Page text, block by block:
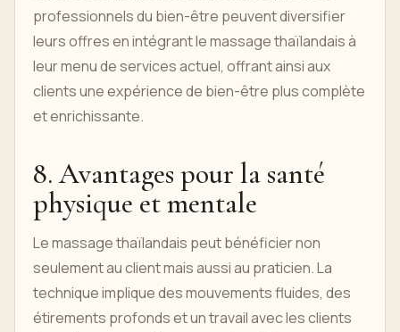
professionnels du bien-être peuvent diversifier
leurs offres en intégrant le massage thaïlandais à
leur menu de services actuel, offrant ainsi aux
clients une expérience de bien-être plus complète
et enrichissante.
8. Avantages pour la santé
physique et mentale
Le massage thaïlandais peut bénéficier non
seulement au client mais aussi au praticien. La
technique implique des mouvements fluides, des
étirements profonds et un travail avec les clients